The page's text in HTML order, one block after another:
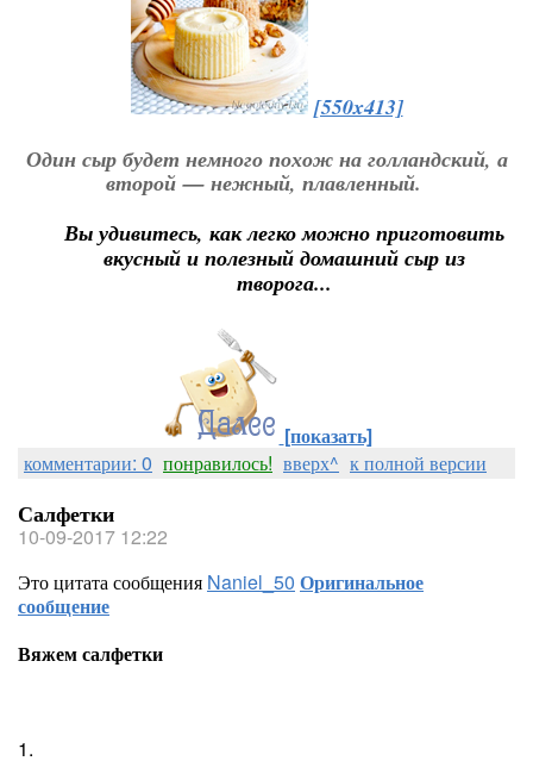
[550x413]
Один сыр будет немного похож на голландский, а
второй — нежный, плавленный.
Вы удивитесь, как легко можно приготовить
вкусный и полезный домашний сыр из
творога...
[показать]
комментарии: 0 понравилось! вверх^ к полной версии
Салфетки
10-09-2017 12:22
Это цитата сообщения Naniel_50 Оригинальное
сообщение
Вяжем салфетки
1.